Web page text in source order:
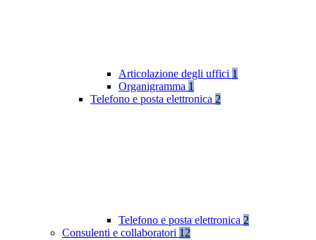
Articolazione degli uffici 1
Organigramma 1
Telefono e posta elettronica 2
Telefono e posta elettronica 2
Consulenti e collaboratori 12